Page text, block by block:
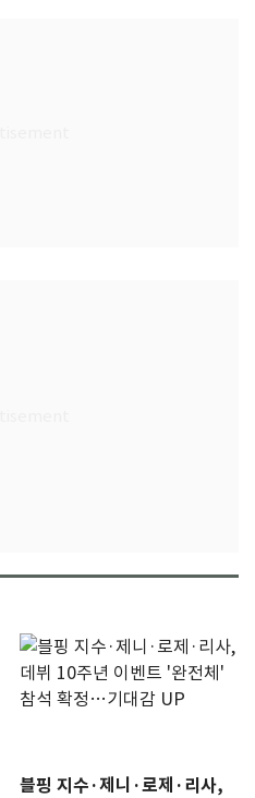
블핑 지수·제니·로제·리사,